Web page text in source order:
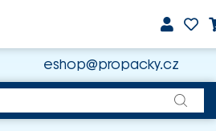
eshop@propacky.cz